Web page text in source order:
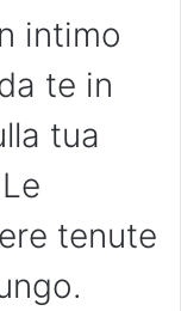
intimo
te in
tua
tenute